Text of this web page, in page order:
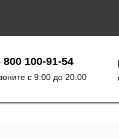
800 100-91-54
с 9:00 до 20:00